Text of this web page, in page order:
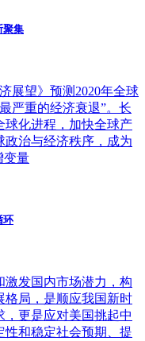
聚集
展望》预测2020年全球
严重的经济衰退”。长
球化进程，加快全球产
政治与经济秩序，成为
变量
环
激发国内市场潜力，构
格局，是顺应我国新时
更是应对美国挑起中
性和稳定社会预期、提